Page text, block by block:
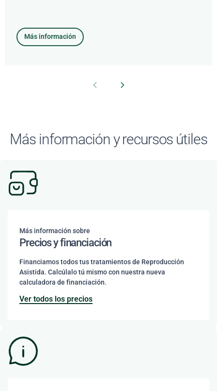
Más información
Más información y recursos útiles
Más información sobre
Precios y financiación
Financiamos todos tus tratamientos de Reproducción
Asistida. Calcúlalo tú mismo con nuestra nueva
calculadora de financiación.
Ver todos los precios